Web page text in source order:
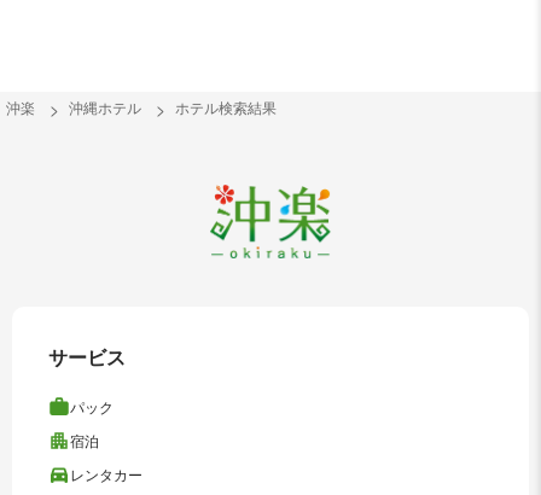
沖楽 沖縄ホテル ホテル検索結果
サービス
パック
宿泊
レンタカー